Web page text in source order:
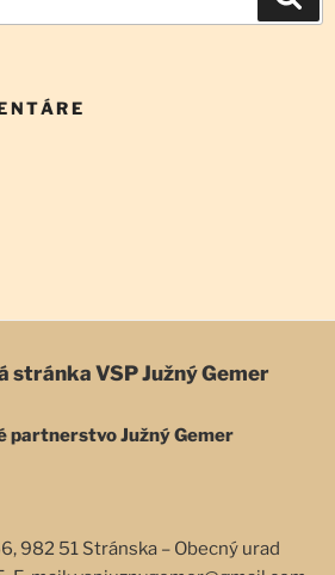
stránka VSP Južný Gemer
partnerstvo Južný Gemer
982 51 Stránska – Obecný urad